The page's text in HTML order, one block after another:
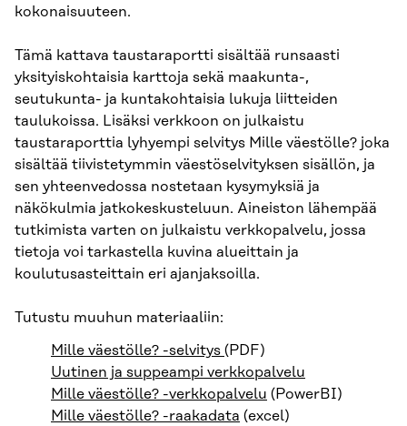
kokonaisuuteen.
Tämä kattava taustaraportti sisältää runsaasti
yksityiskohtaisia karttoja sekä maakunta-,
seutukunta- ja kuntakohtaisia lukuja liitteiden
taulukoissa. Lisäksi verkkoon on julkaistu
taustaraporttia lyhyempi selvitys Mille väestölle? joka
sisältää tiivistetymmin väestöselvityksen sisällön, ja
sen yhteenvedossa nostetaan kysymyksiä ja
näkökulmia jatkokeskusteluun. Aineiston lähempää
tutkimista varten on julkaistu verkkopalvelu, jossa
tietoja voi tarkastella kuvina alueittain ja
koulutusasteittain eri ajanjaksoilla.
Tutustu muuhun materiaaliin:
Mille väestölle? -selvitys (PDF)
Uutinen ja suppeampi verkkopalvelu
Mille väestölle? -verkkopalvelu (PowerBI)
Mille väestölle? -raakadata (excel)